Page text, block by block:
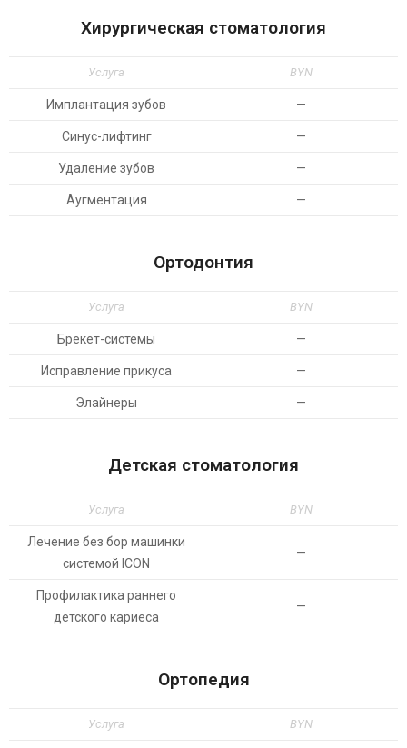
Хирургическая стоматология
Услуга BYN
Имплантация зубов —
Синус-лифтинг —
Удаление зубов —
Аугментация —
Ортодонтия
Услуга BYN
Брекет-системы —
Исправление прикуса —
Элайнеры —
Детская стоматология
Услуга BYN
Лечение без бор машинки
системой ICON
—
Профилактика раннего
детского кариеса
—
Ортопедия
Услуга BYN